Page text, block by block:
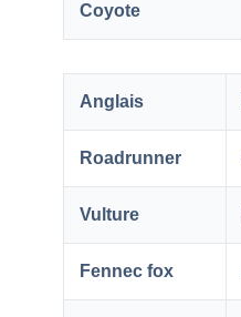
Coyote
Anglais
Roadrunner
Vulture
Fennec fox